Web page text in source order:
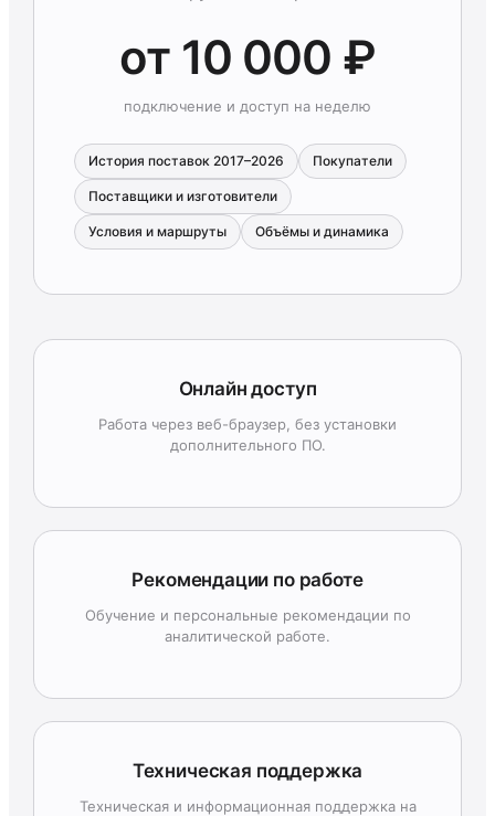
от 10 000 ₽
подключение и доступ на неделю
История поставок 2017–2026 Покупатели
Поставщики и изготовители
Условия и маршруты Объёмы и динамика
Онлайн доступ
Работа через веб-браузер, без установки
дополнительного ПО.
Рекомендации по работе
Обучение и персональные рекомендации по
аналитической работе.
Техническая поддержка
Техническая и информационная поддержка на